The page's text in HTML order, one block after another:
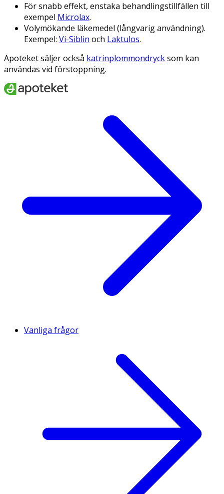
För snabb effekt, enstaka behandlingstillfällen till
exempel Microlax.
Volymökande läkemedel (långvarig användning).
Exempel: Vi-Siblin och Laktulos.
Apoteket säljer också katrinplommondrycksom kan
användas vid förstoppning.
Vanliga frågor